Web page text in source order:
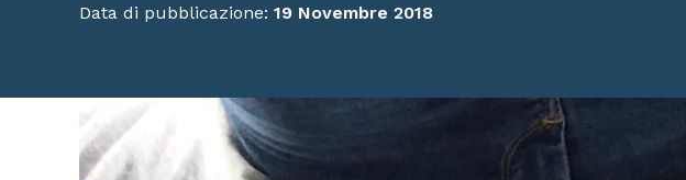
Data di pubblicazione: 19 Novembre 2018